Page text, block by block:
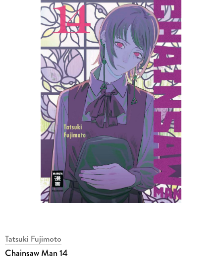
Tatsuki Fujimoto
Chainsaw Man 14